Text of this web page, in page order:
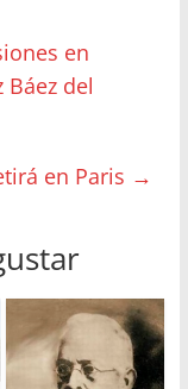
en
del
en Paris →